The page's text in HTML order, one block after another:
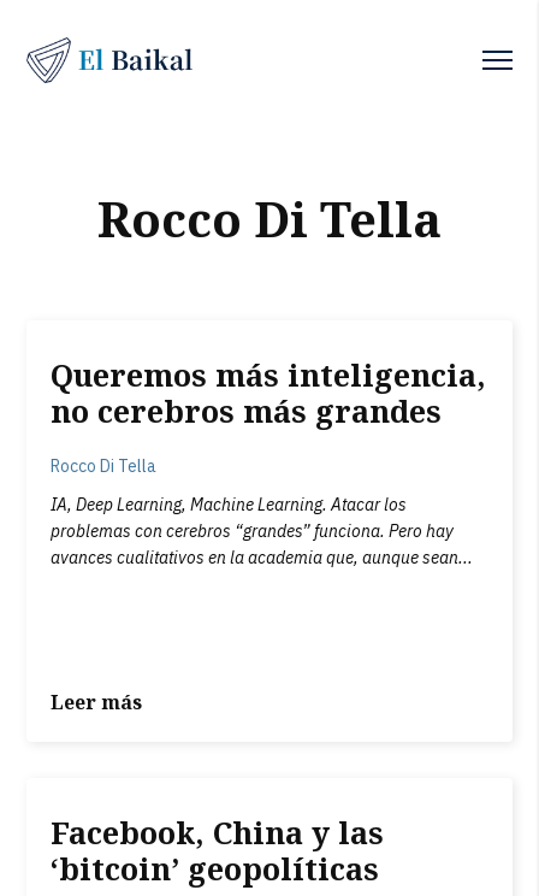
Rocco Di Tella
Queremos más inteligencia,
no cerebros más grandes
Rocco Di Tella
IA, Deep Learning, Machine Learning. Atacar los
problemas con cerebros “grandes” funciona. Pero hay
avances cualitativos en la academia que, aunque sean...
Leer más
Facebook, China y las
‘bitcoin’ geopolíticas